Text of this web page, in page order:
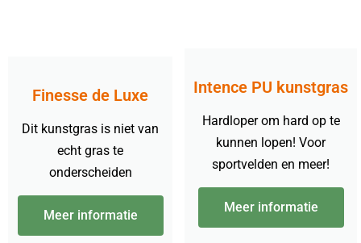
Finesse de Luxe
Dit kunstgras is niet van
echt gras te
onderscheiden
Meer informatie
Intence PU kunstgras
Hardloper om hard op te
kunnen lopen! Voor
sportvelden en meer!
Meer informatie